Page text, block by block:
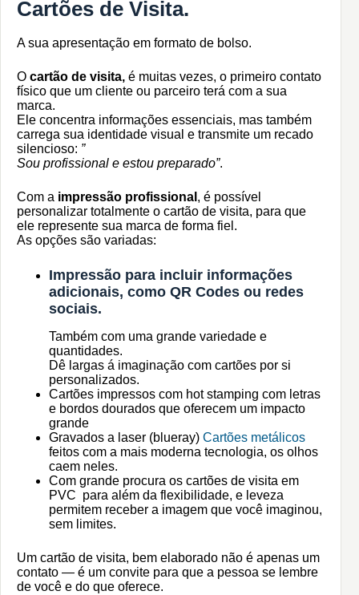
Cartões de Visita.
A sua apresentação em formato de bolso.
O cartão de visita, é muitas vezes, o primeiro contato
físico que um cliente ou parceiro terá com a sua
marca.
Ele concentra informações essenciais, mas também
carrega sua identidade visual e transmite um recado
silencioso: ”
Sou profissional e estou preparado”.
Com a impressão profissional , é possível
personalizar totalmente o cartão de visita, para que
ele represente sua marca de forma fiel.
As opções são variadas:
Impressão para incluir informações
adicionais, como QR Codes ou redes
sociais.
Também com uma grande variedade e
quantidades.
Dê largas á imaginação com cartões por si
personalizados.
Cartões impressos com hot stamping com letras
e bordos dourados que oferecem um impacto
grande
Gravados a laser (blueray) Cartões metálicos
feitos com a mais moderna tecnologia, os olhos
caem neles.
Com grande procura os cartões de visita em
PVC para além da flexibilidade, e leveza
permitem receber a imagem que você imaginou,
sem limites.
Um cartão de visita, bem elaborado não é apenas um
contato — é um convite para que a pessoa se lembre
de você e do que oferece.